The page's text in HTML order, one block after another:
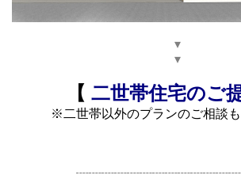
▾
▾
【 二世帯住宅のご
※二世帯以外のプランのご相談も